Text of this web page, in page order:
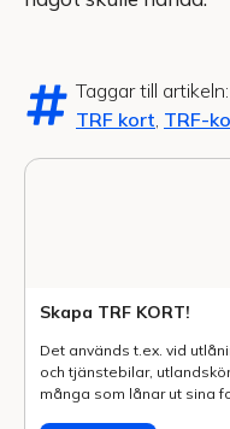
Taggar till artikeln:
TRF kort TRF-
Skapa TRF KORT!
Det används t.ex. vid
och tjänstebilar,
många som lånar ut sina